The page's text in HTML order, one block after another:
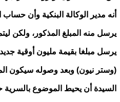
أنه مدير الوكالة البنكية وأن
يرسل منه المبلغ المذكور، ولكن
يرسل مبلغا بقيمة مليون أوقية
(وستر نيون) وبعد وصوله سيكون
السيدة أن يحيط الموضوع بالسرية